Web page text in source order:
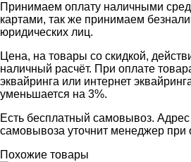
Принимаем оплату наличными
картами, так же принимаем
юридических лиц.
Цена, на товары со скидкой,
наличный расчёт. При оплате
эквайринга или интернет
уменьшается на 3%.
Есть бесплатный самовывоз. Адрес
самовывоза уточнит менеджер при
Похожие товары